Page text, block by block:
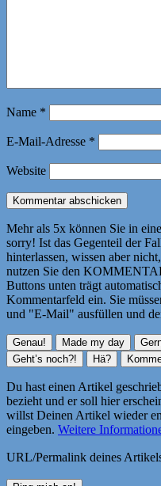
Name *
E-Mail-Adresse *
Website
Mehr als 5x können Sie in
sorry! Ist das Gegenteil der
hinterlassen, wissen aber
nutzen Sie den
Buttons unten trägt
Kommentarfeld ein. Sie
und "E-Mail" ausfüllen und
Du hast einen Artikel
bezieht und er soll hier
willst Deinen Artikel wieder
eingeben. Weitere
URL/Permalink deines